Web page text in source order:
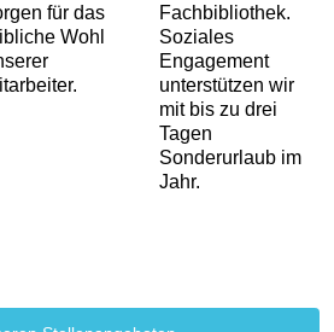
für das
Wohl
Fachbibliothek.
Soziales
Engagement
unterstützen wir
mit bis zu drei
Tagen
Sonderurlaub im
Jahr.